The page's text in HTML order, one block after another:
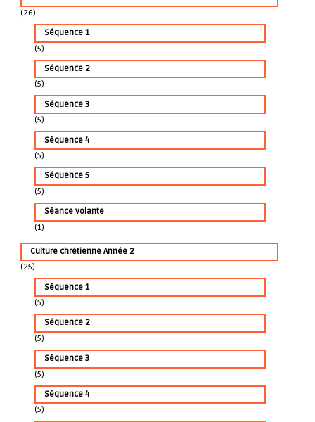
(26)
Séquence 1
(5)
Séquence 2
(5)
Séquence 3
(5)
Séquence 4
(5)
Séquence 5
(5)
Séance volante
(1)
Culture chrétienne Année 2
(25)
Séquence 1
(5)
Séquence 2
(5)
Séquence 3
(5)
Séquence 4
(5)